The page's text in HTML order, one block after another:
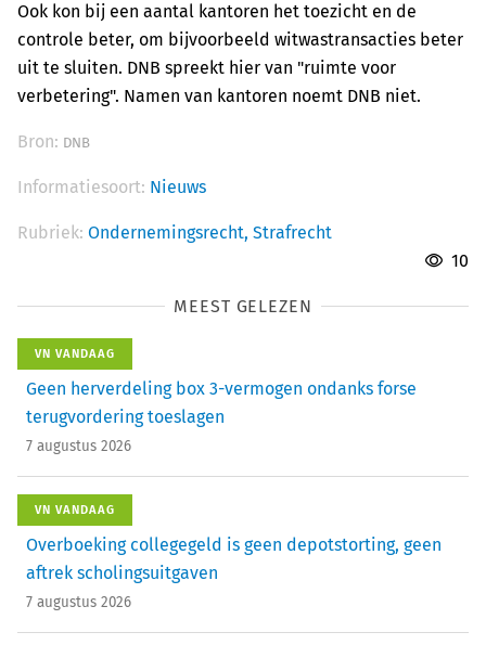
Ook kon bij een aantal kantoren het toezicht en de
controle beter, om bijvoorbeeld witwastransacties beter
uit te sluiten. DNB spreekt hier van "ruimte voor
verbetering". Namen van kantoren noemt DNB niet.
Bron: DNB
Informatiesoort: Nieuws
Rubriek: Ondernemingsrecht, Strafrecht
10
MEEST GELEZEN
VN VANDAAG
Geen herverdeling box 3-vermogen ondanks forse
terugvordering toeslagen
7 augustus 2026
VN VANDAAG
Overboeking collegegeld is geen depotstorting, geen
aftrek scholingsuitgaven
7 augustus 2026